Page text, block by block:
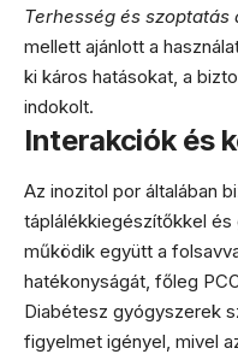
Terhesség és szoptatás
mellett ajánlott a
ki káros hatásokat, a
indokolt.
Interakciók és
Az inozitol por általában
táplálékkiegészítőkkel és
működik együtt a
hatékonyságát, főleg
Diabétesz gyógyszerek
figyelmet igényel, mivel